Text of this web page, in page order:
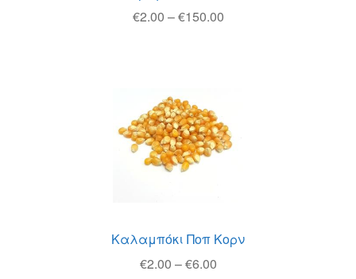
€2.00 –€150.00Price
Καλαμπόκι Ποπ Κορν
€2.00 –€6.00Price